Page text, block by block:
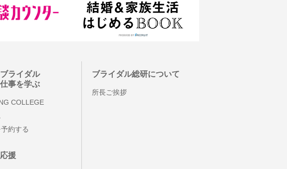
ライダル
事を学ぶ
COLLEGE
約する
援
ブライダル総研について
所長ご挨拶